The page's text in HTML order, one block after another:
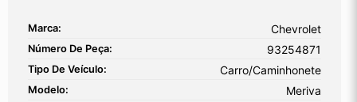
Marca: Chevrolet
Número De Peça: 93254871
Tipo De Veículo: Carro/Caminhonete
Modelo: Meriva